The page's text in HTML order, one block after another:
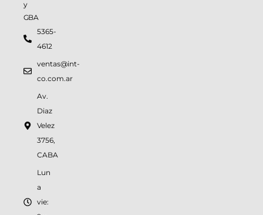
y
GBA
5365-
4612
ventas@int-
co.com.ar
Av.
Diaz
Velez
3756,
CABA
Lun
a
vie: